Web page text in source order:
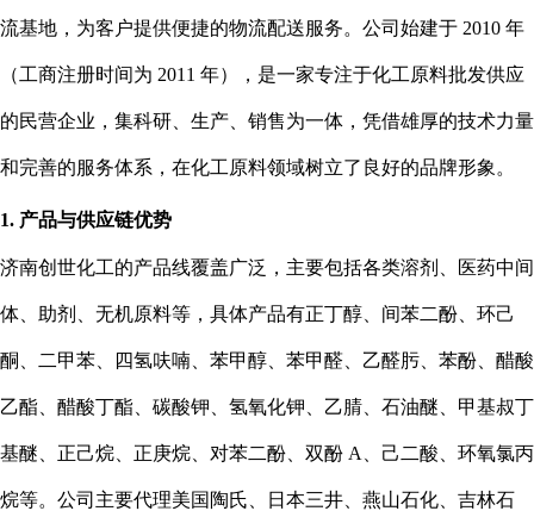
流基地，为客户提供便捷的物流配送服务。公司始建于 2010 年
（工商注册时间为 2011 年），是一家专注于化工原料批发供应
的民营企业，集科研、生产、销售为一体，凭借雄厚的技术力量
和完善的服务体系，在化工原料领域树立了良好的品牌形象。
1. 产品与供应链优势
济南创世化工的产品线覆盖广泛，主要包括各类溶剂、医药中间
体、助剂、无机原料等，具体产品有正丁醇、间苯二酚、环己
酮、二甲苯、四氢呋喃、苯甲醇、苯甲醛、乙醛肟、苯酚、醋酸
乙酯、醋酸丁酯、碳酸钾、氢氧化钾、乙腈、石油醚、甲基叔丁
基醚、正己烷、正庚烷、对苯二酚、双酚 A、己二酸、环氧氯丙
烷等。公司主要代理美国陶氏、日本三井、燕山石化、吉林石